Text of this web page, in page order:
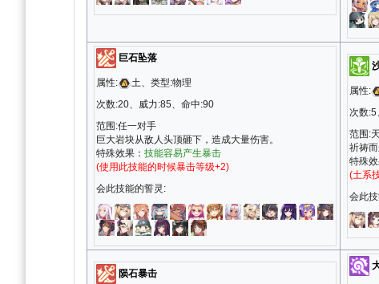
巨石坠落
属性:
土、类型:物理
次数:20、威力:85、命中:90
范围:任一对手
巨大岩块从敌人头顶砸下，造成大量伤害。
特殊效果： 技能容易产生暴击
(使用此技能的时候暴击等级+2)
会此技能的誓灵:
属性:
次数
范围:
祈祷而
特殊效
(土系
会此
陨石暴击